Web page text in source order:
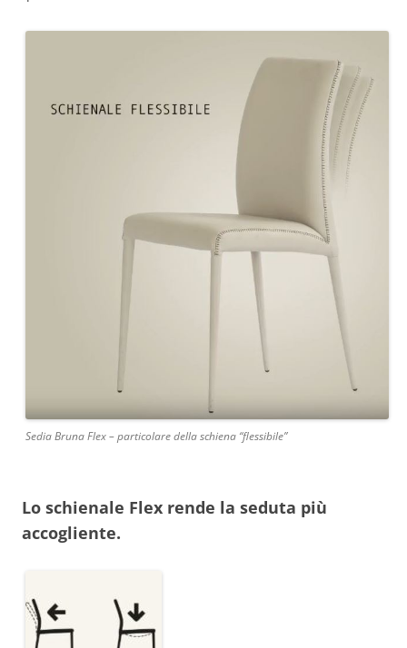
Sedia Bruna Flex – particolare della schiena “flessibile”
Lo schienale Flex rende la seduta più
accogliente.